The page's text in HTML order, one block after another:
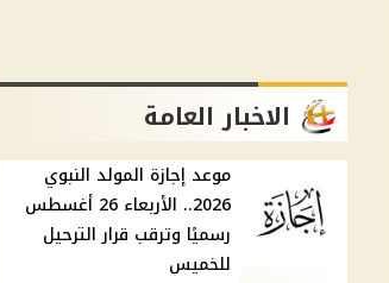
الاخبار العامة
موعد إجازة المولد النبوي
2026.. الأربعاء 26 أغسطس
رسميًا وترقب قرار الترحيل
للخميس